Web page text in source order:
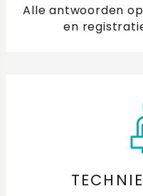
Alle antwoorden
en